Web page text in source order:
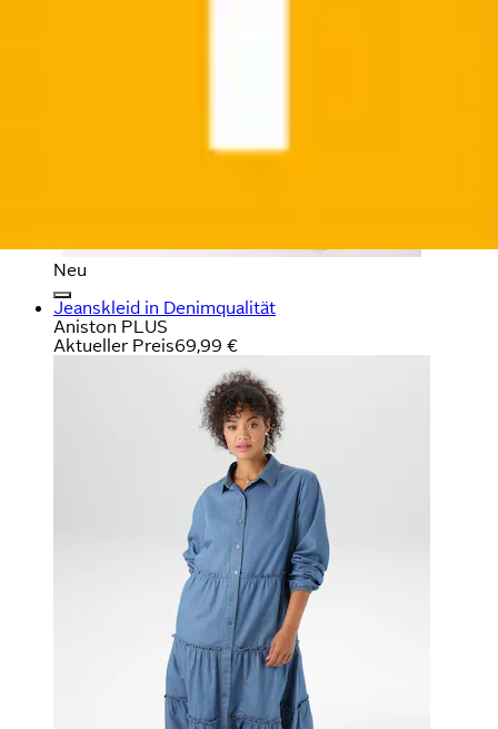
Neu
Jeanskleid in Denimqualität
Aniston PLUS
Aktueller Preis69,99 €